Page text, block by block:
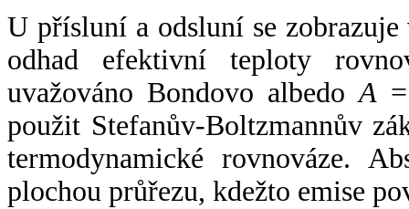
U přísluní a odsluní se
odhad efektivní teploty
uvažováno Bondovo albedoA
použit Stefanův-Boltzmannův
termodynamické rovnováze.
plochou průřezu, kdežto emise